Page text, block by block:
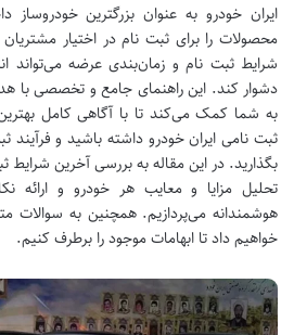
ایران خودرو به عنوان بزرگترین خودروساز
محصولات را برای ثبت نام در اختیار
شرایط ثبت نام و زمان‌بندی عرضه می‌تواند
دشوار کند. این راهنمای جامع و تخصصی با
به شما کمک می‌کند تا با آگاهی کامل
ثبت نامی ایران خودرو داشته باشید و
بگذارید. در این مقاله به بررسی آخرین
تحلیل مزایا و معایب هر خودرو و ارائه
هوشمندانه می‌پردازیم. همچنین به سوالات
خواهیم داد تا ابهامات موجود را برطرف کنیم.